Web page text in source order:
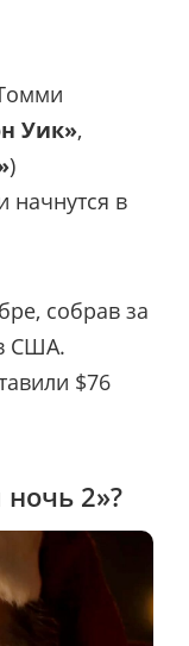
Уик»,
)
начнутся в
собрав за
США.
$76
2»?